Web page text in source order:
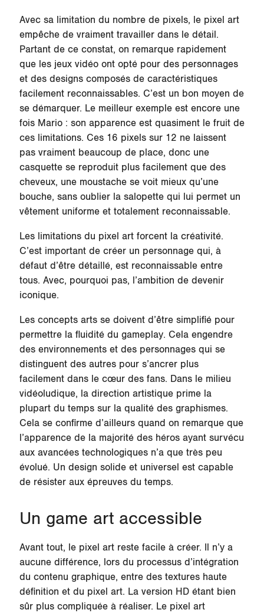
Avec sa limitation du nombre de pixels, le pixel art
empêche de vraiment travailler dans le détail.
Partant de ce constat, on remarque rapidement
que les jeux vidéo ont opté pour des personnages
et des designs composés de caractéristiques
facilement reconnaissables. C’est un bon moyen de
se démarquer. Le meilleur exemple est encore une
fois Mario : son apparence est quasiment le fruit de
ces limitations. Ces 16 pixels sur 12 ne laissent
pas vraiment beaucoup de place, donc une
casquette se reproduit plus facilement que des
cheveux, une moustache se voit mieux qu’une
bouche, sans oublier la salopette qui lui permet un
vêtement uniforme et totalement reconnaissable.
Les limitations du pixel art forcent la créativité.
C’est important de créer un personnage qui, à
défaut d’être détaillé, est reconnaissable entre
tous. Avec, pourquoi pas, l’ambition de devenir
iconique.
Les concepts arts se doivent d’être simplifié pour
permettre la fluidité du gameplay. Cela engendre
des environnements et des personnages qui se
distinguent des autres pour s’ancrer plus
facilement dans le cœur des fans. Dans le milieu
vidéoludique, la direction artistique prime la
plupart du temps sur la qualité des graphismes.
Cela se confirme d’ailleurs quand on remarque que
l’apparence de la majorité des héros ayant survécu
aux avancées technologiques n’a que très peu
évolué. Un design solide et universel est capable
de résister aux épreuves du temps.
Un game art accessible
Avant tout, le pixel art reste facile à créer. Il n’y a
aucune différence, lors du processus d’intégration
du contenu graphique, entre des textures haute
définition et du pixel art. La version HD étant bien
sûr plus compliquée à réaliser. Le pixel art